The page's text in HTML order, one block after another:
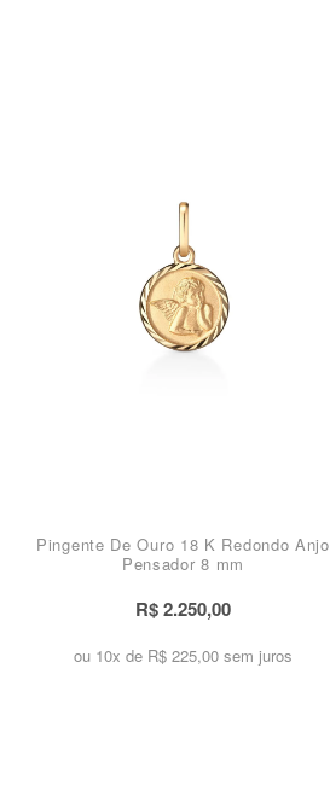
Pingente De Ouro 18 K Redondo Anjo
Pensador 8 mm
R$ 2.250,00
ou 10x de R$ 225,00 sem juros